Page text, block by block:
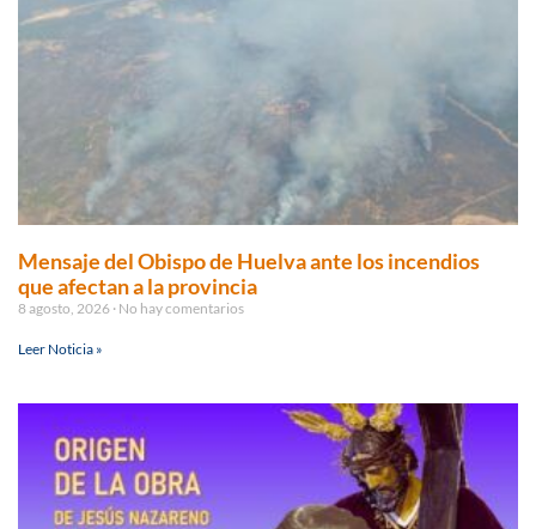
Mensaje del Obispo de Huelva ante los incendios
que afectan a la provincia
8 agosto, 2026 No hay comentarios
Leer Noticia »